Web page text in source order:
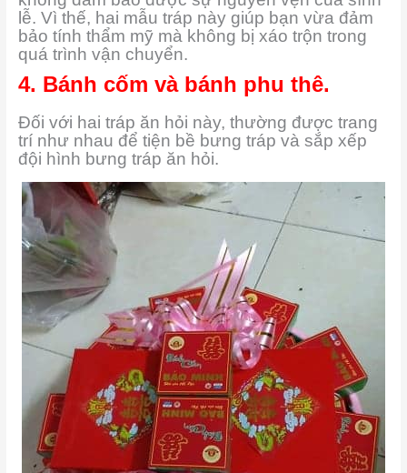
lễ. Vì thế, hai mẫu tráp này giúp bạn vừa đảm
bảo tính thẩm mỹ mà không bị xáo trộn trong
quá trình vận chuyển.
4. Bánh cốm và bánh phu thê.
Đối với hai tráp ăn hỏi này, thường được trang
trí như nhau để tiện bề bưng tráp và sắp xếp
đội hình bưng tráp ăn hỏi.